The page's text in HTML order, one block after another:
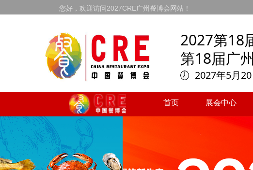
您好，欢迎访问2027CRE广州餐博会网站！
2027第18
第18届广
2027年5月
首页 展会中心
展会中心